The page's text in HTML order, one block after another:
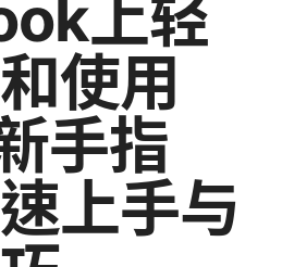
上轻
使用
手指
上手与